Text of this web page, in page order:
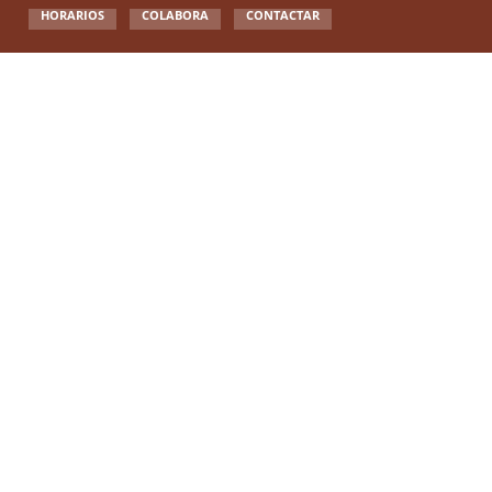
HORARIOS COLABORA CONTACTAR